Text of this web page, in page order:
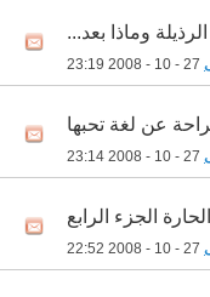
وماذا بعد...
23:19
عن لغة تحبها
23:14
الجزء الرابع
22:52